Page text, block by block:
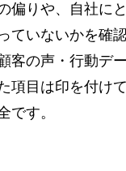
偏りや、自社に
ていないかを確
客の声・行動デ
項目は印を付け
です。